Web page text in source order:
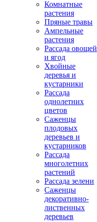
Комнатные
растения
Пряные травы
Ампельные
растения
Рассада овощей
и ягод
Хвойные
деревья и
кустарники
Рассада
однолетних
цветов
Саженцы
плодовых
деревьев и
кустарников
Рассада
многолетних
растений
Рассада зелени
Саженцы
декоративно-
лиственных
деревьев